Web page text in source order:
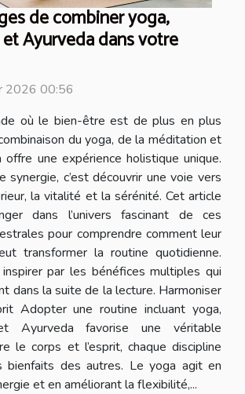
de combiner yoga,
Ayurveda dans votre
2026 00:56
où le bien-être est de plus en plus
du yoga, de la méditation et
offre une expérience holistique unique.
synergie, c’est découvrir une voie vers
la vitalité et la sérénité. Cet article
dans l’univers fascinant de ces
pour comprendre comment leur
transformer la routine quotidienne.
inspirer par les bénéfices multiples qui
dans la suite de la lecture. Harmoniser
Adopter une routine incluant yoga,
Ayurveda favorise une véritable
le corps et l’esprit, chaque discipline
bienfaits des autres. Le yoga agit en
et en améliorant la flexibilité,...